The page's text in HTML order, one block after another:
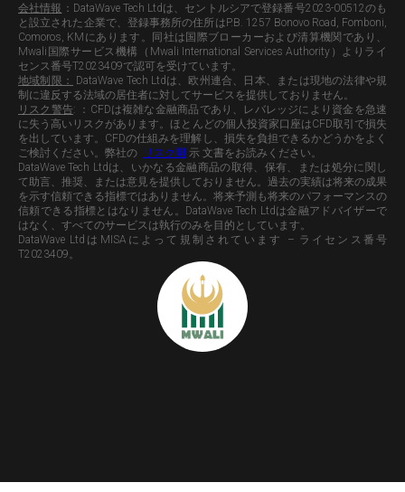
会社情報 ： DataWave Tech Ltdは、セントルシアで登録番号2023-00512のも
と設立された企業で、登録事務所の住所はP.B. 1257 Bonovo Road, Fomboni,
Comoros, KMにあります。同社は国際ブローカーおよび清算機関であり、
Mwali国際サービス機構（Mwali International Services Authority）よりライ
センス番号T2023409で認可を受けています。
地域制限：
DataWave Tech Ltdは、欧州連合、日本、または現地の法律や規
制に違反する法域の居住者に対してサービスを提供しておりません。
リスク警告: ：CFDは複雑な金融商品であり、レバレッジにより資金を急速
に失う高いリスクがあります。ほとんどの個人投資家口座はCFD取引で損失
を出しています。CFDの仕組みを理解し、損失を負担できるかどうかをよく
ご検討ください。弊社の リスク開 示 文書をお読みください。
DataWave Tech Ltdは、いかなる金融商品の取得、保有、または処分に関し
て助言、推奨、または意見を提供しておりません。過去の実績は将来の成果
を示す信頼できる指標ではありません。将来予測も将来のパフォーマンスの
信頼できる指標とはなりません。DataWave Tech Ltdは金融アドバイザーで
はなく、すべてのサービスは執行のみを目的としています。
DataWave LtdはMISAによって規制されています – ライセンス番号
T2023409。